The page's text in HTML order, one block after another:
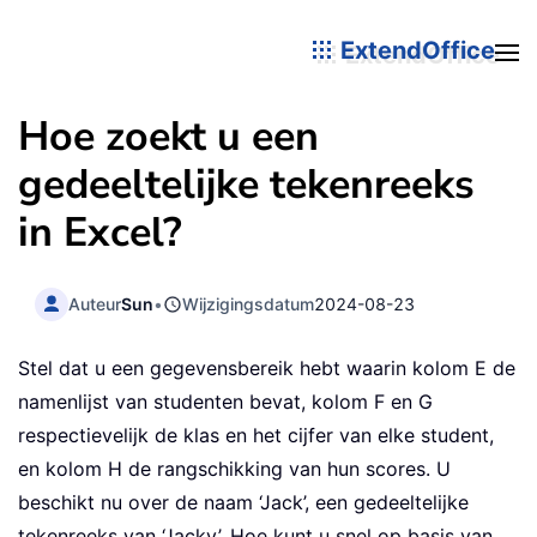
ExtendOffice
Hoe zoekt u een
gedeeltelijke tekenreeks
in Excel?
AuteurSun• Wijzigingsdatum2024-08-23
Stel dat u een gegevensbereik hebt waarin kolom E de
namenlijst van studenten bevat, kolom F en G
respectievelijk de klas en het cijfer van elke student,
en kolom H de rangschikking van hun scores. U
beschikt nu over de naam ‘Jack’, een gedeeltelijke